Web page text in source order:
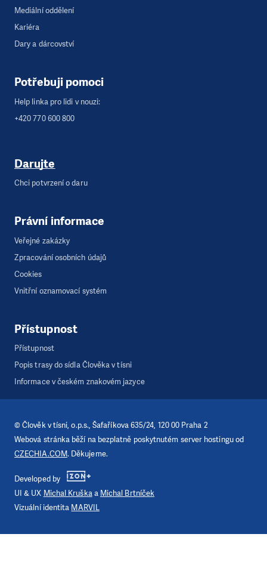
Mediální oddělení
Kariéra
Dary a dárcovství
Potřebuji pomoci
Help linka pro lidi v nouzi:
+420 770 600 800
Darujte
Chci potvrzení o daru
Právní informace
Veřejné zakázky
Zpracování osobních údajů
Cookies
Vnitřní oznamovací systém
Přístupnost
Přístupnost
Popis trasy do sídla Člověka v tísni
Informace v českém znakovém jazyce
©Člověk v tísni, o.p.s., Šafaříkova 635/24, 120 00 Praha 2
Webová stránka běží na bezplatně poskytnutém server hostingu od
CZECHIA.COM. Děkujeme.
Developed by
UI & UX Michal Kruškaa Michal Brtníček
Vizuální identita MARVIL